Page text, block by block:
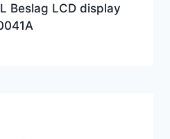
Beslag LCD display